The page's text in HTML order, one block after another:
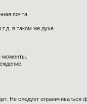
почта.
в таком же духе.
моменты.
Не следует